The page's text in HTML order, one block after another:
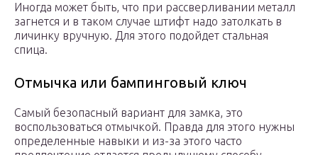
Иногда может быть, что при рассверливании металл
загнется и в таком случае штифт надо затолкать в
личинку вручную. Для этого подойдет стальная
спица.
Отмычка или бампинговый ключ
Самый безопасный вариант для замка, это
воспользоваться отмычкой. Правда для этого нужны
определенные навыки и из-за этого часто